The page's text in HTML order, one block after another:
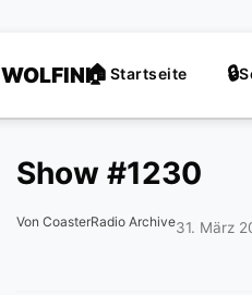
WOLFINI Startseite
Show #1230
Von CoasterRadio Archive31. März